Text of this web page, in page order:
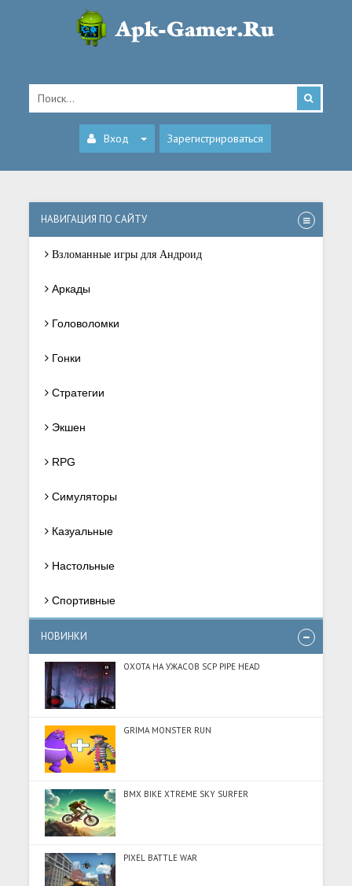
Вход Зарегистрироваться
НАВИГАЦИЯ ПО САЙТУ
Взломанные игры для Андроид
Аркады
Головоломки
Гонки
Стратегии
Экшен
RPG
Симуляторы
Казуальные
Настольные
Спортивные
НОВИНКИ
ОХОТА НА УЖАСОВ SCP PIPE HEAD
GRIMA MONSTER RUN
BMX BIKE XTREME SKY SURFER
PIXEL BATTLE WAR